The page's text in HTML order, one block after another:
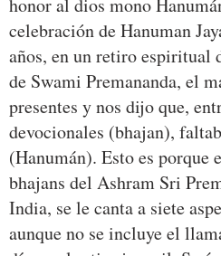
celebración de Hanuman
años, en un retiro espiritual
de Swami Premananda, el
presentes y nos dijo que,
devocionales (bhajan),
(Hanumán). Esto es porque
bhajans del Ashram Sri
India, se le canta a siete
aunque no se incluye el